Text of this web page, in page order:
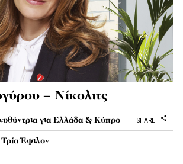
– Νίκολιτς
SHARE
για Ελλάδα & Κύπρο
Έψιλον